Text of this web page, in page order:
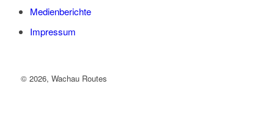
© 2026, Wachau Routes
Medienberichte
Impressum